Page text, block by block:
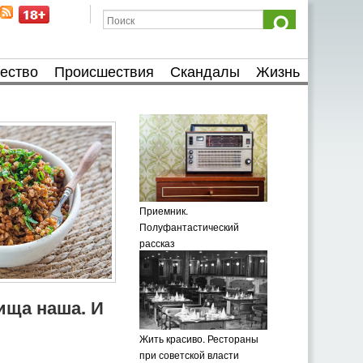
Происшествия Скандалы Жизнь
наша. И
Приемник.
Полуфантастический
рассказ
Жить красиво. Рестораны
при советской власти